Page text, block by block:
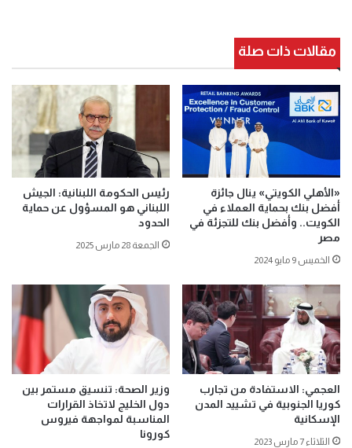
مقالات ذات صلة
«الأهلي الكويتي» ينال جائزة
أفضل بنك بحماية العملاء في
الكويت.. وأفضل بنك للتجزئة في
مصر
الخميس 9 مايو 2024
رئيس الحكومة اللبنانية: الجيش
اللبناني هو المسؤول عن حماية
الحدود
الجمعة 28 مارس 2025
العجمي: الاستفادة من تجارب
كوريا الجنوبية في تشييد المدن
الإسكانية
الثلاثاء 7 مارس 2023
وزير الصحة: تنسيق مستمر بين
دول الخليج لاتخاذ القرارات
المناسبة لمواجهة فيروس
كورونا